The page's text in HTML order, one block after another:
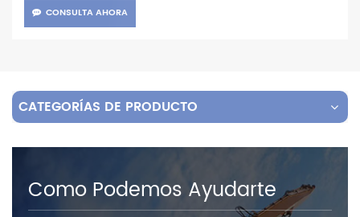
CONSULTA AHORA
CATEGORÍAS DE PRODUCTO
Como Podemos Ayudarte